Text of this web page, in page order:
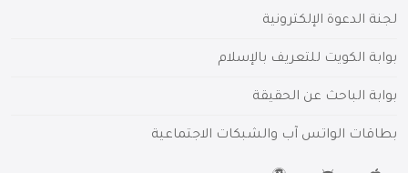
لجنة الدعوة الإلكترونية
بوابة الكويت للتعريف بالإسلام
بوابة الباحث عن الحقيقة
بطاقات الواتس آب والشبكات الاجتماعية